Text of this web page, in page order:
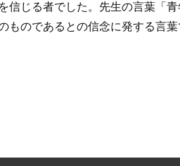
信じる者でした。先生の言葉「
のであるとの信念に発する言葉